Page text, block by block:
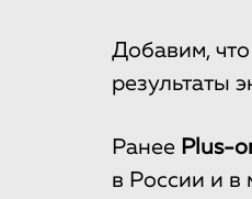
Добавим,
результаты
Ранее Plus-
в России и в